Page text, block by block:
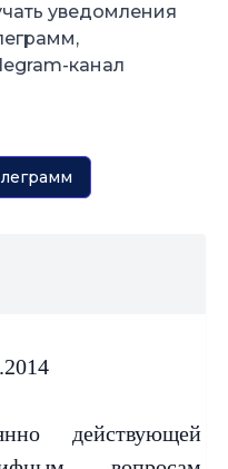
уведомления
канал
действующей